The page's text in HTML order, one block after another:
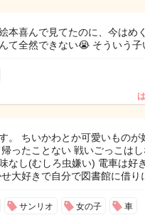
本喜んで見てたのに、今はめ
て全然できない😭 そういう子
。 ちいかわとか可愛いものが
ったことない 戦いごっこはし
なし(むしろ虫嫌い) 電車は好
大好きで自分で図書館に借り
サンリオ 女の子 車